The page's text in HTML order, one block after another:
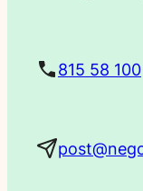
815 58 100